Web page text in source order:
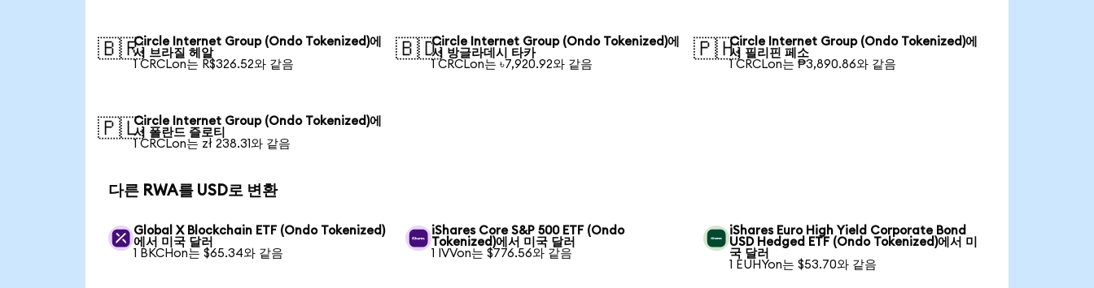
🇧🇷Circle Internet Group (Ondo Tokenized)에
서 브라질 헤알
1 CRCLon는 R$326.52와 같음
🇧🇩Circle Internet Group (Ondo Tokenized)에
서 방글라데시 타카
1 CRCLon는 ৳7,920.92와 같음
🇵🇭Circle Internet Group (Ondo Tokenized)에
서 필리핀 페소
1 CRCLon는 ₱3,890.86와 같음
🇵🇱Circle Internet Group (Ondo Tokenized)에
서 폴란드 즐로티
1 CRCLon는 zł 238.31와 같음
다른 RWA를 USD로 변환
Global X Blockchain ETF (Ondo Tokenized)
에서 미국 달러
1 BKCHon는 $65.34와 같음
iShares Core S&P 500 ETF (Ondo
Tokenized)에서 미국 달러
1 IVVon는 $776.56와 같음
iShares Euro High Yield Corporate Bond
USD Hedged ETF (Ondo Tokenized)에서 미
국 달러
1 EUHYon는 $53.70와 같음